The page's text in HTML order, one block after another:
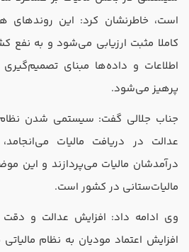
است، خاطرنشان کرد: این روندهای
کاملا مثبت ارزیابی می‌شود و به نفع
اطلاعات و داده‌ها مبنای
پرهیز می‌شود.
جناب جلالی گفت: سیستمی شدن نظام
عدالت در دریافت مالیات
درآمدشان مالیات می‌پردازند و این
مالیات‌ستانی در کشور است.
وی ادامه داد: افزایش عدالت و دقت
افزایش اعتماد مودیان به نظام